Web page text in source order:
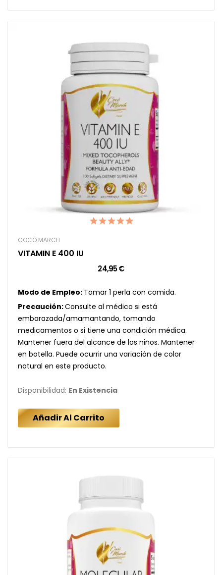
COCÓ MARCH
VITAMIN E 400 IU
24,95 €
Modo de Empleo: Tomar 1 perla con comida.
Precaución:Consulte al médico si está
embarazada/amamantando, tomando
medicamentos o si tiene una condición médica.
Mantener fuera del alcance de los niños. Mantener
en botella. Puede ocurrir una variación de color
natural en este producto.
Disponibilidad: En Existencia
Añadir Al Carrito